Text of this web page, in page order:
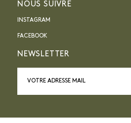
NOUS SUIVRE
INSTAGRAM
FACEBOOK
NEWSLETTER